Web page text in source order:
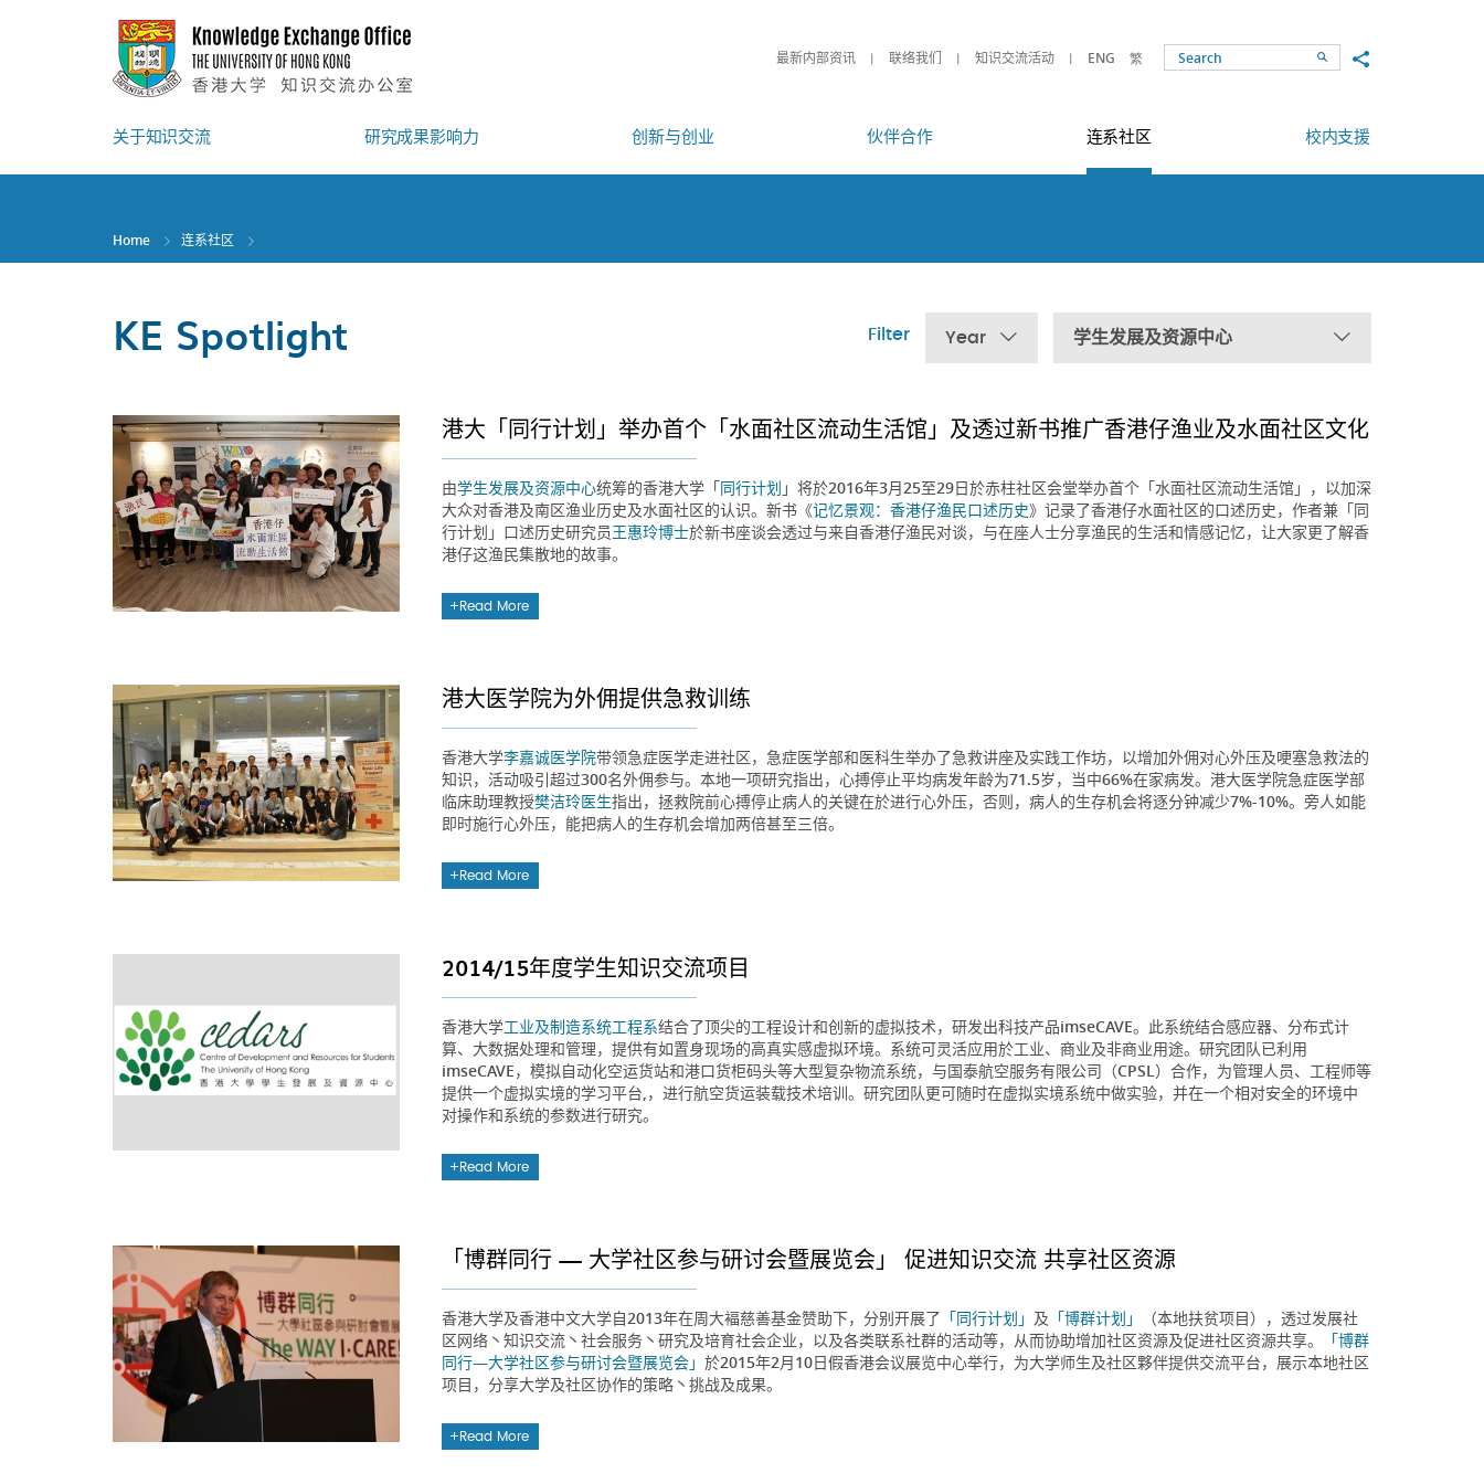
最新内部资讯 联络我们 知识交流活动 ENG 繁 SearchShare to
关于知识交流 研究成果影响力 创新与创业 伙伴合作 连系社区 校内支援
Home 连系社区
KE Spotlight Filter Year 学生发展及资源中心
港大「同行计划」举办首个「水面社区流动生活馆」及透过新书推广香港仔渔业及水面社区文化
由学生发展及资源中心统筹的香港大学「同行计划 」将於2016年3月25至29日於赤柱社区会堂举办首个「水面社区流动生活馆」，以加深
大众对香港及南区渔业历史及水面社区的认识。新书《记忆景观：香港仔渔民口述历史》记录了香港仔水面社区的口述历史，作者兼「同
行计划」口述历史研究员王惠玲博士於新书座谈会透过与来自香港仔渔民对谈，与在座人士分享渔民的生活和情感记忆，让大家更了解香
港仔这渔民集散地的故事。
Read More
港大医学院为外佣提供急救训练
香港大学李嘉诚医学院带领急症医学走进社区，急症医学部和医科生举办了急救讲座及实践工作坊，以增加外佣对心外压及哽塞急救法的
知识，活动吸引超过300名外佣参与。本地一项研究指出，心搏停止平均病发年龄为71.5岁，当中66%在家病发。港大医学院急症医学部
临床助理教授樊洁玲医生指出，拯救院前心搏停止病人的关键在於进行心外压，否则，病人的生存机会将逐分钟减少7%-10%。旁人如能
即时施行心外压，能把病人的生存机会增加两倍甚至三倍。
Read More
2014/15年度学生知识交流项目
香港大学工业及制造系统工程系结合了顶尖的工程设计和创新的虚拟技术，研发出科技产品imseCAVE。此系统结合感应器、分布式计
算、大数据处理和管理，提供有如置身现场的高真实感虚拟环境。系统可灵活应用於工业、商业及非商业用途。研究团队已利用
imseCAVE，模拟自动化空运货站和港口货柜码头等大型复杂物流系统，与国泰航空服务有限公司（CPSL）合作，为管理人员、工程师等
提供一个虚拟实境的学习平台,，进行航空货运装载技术培训。研究团队更可随时在虚拟实境系统中做实验，并在一个相对安全的环境中
对操作和系统的参数进行研究。
Read More
「博群同行 — 大学社区参与研讨会暨展览会」 促进知识交流 共享社区资源
香港大学及香港中文大学自2013年在周大褔慈善基金赞助下，分别开展了 「同行计划」 及 「博群计划」
（本地扶贫项目），透过发展社
区网络丶知识交流丶社会服务丶研究及培育社会企业，以及各类联系社群的活动等，从而协助增加社区资源及促进社区资源共享。
「博群
同行—大学社区参与研讨会暨展览会」 於2015年2月10日假香港会议展览中心举行，为大学师生及社区夥伴提供交流平台，展示本地社区
项目，分享大学及社区协作的策略丶挑战及成果。
Read More